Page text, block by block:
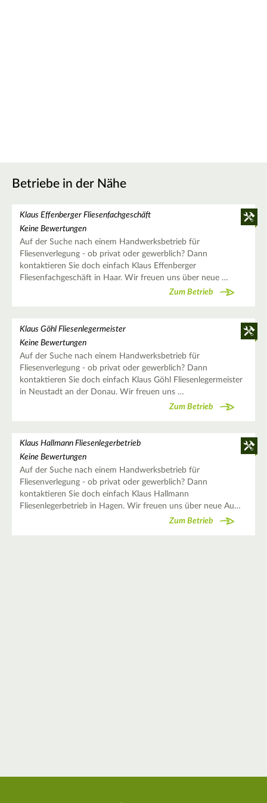
Betriebe in der Nähe
Klaus Effenberger Fliesenfachgeschäft
Keine Bewertungen
Auf der Suche nach einem Handwerksbetrieb für
Fliesenverlegung - ob privat oder gewerblich? Dann
kontaktieren Sie doch einfach Klaus Effenberger
Fliesenfachgeschäft in Haar. Wir freuen uns über neue …
Zum Betrieb
Klaus Göhl Fliesenlegermeister
Keine Bewertungen
Auf der Suche nach einem Handwerksbetrieb für
Fliesenverlegung - ob privat oder gewerblich? Dann
kontaktieren Sie doch einfach Klaus Göhl Fliesenlegermeister
in Neustadt an der Donau. Wir freuen uns …
Zum Betrieb
Klaus Hallmann Fliesenlegerbetrieb
Keine Bewertungen
Auf der Suche nach einem Handwerksbetrieb für
Fliesenverlegung - ob privat oder gewerblich? Dann
kontaktieren Sie doch einfach Klaus Hallmann
Fliesenlegerbetrieb in Hagen. Wir freuen uns über neue Au…
Zum Betrieb